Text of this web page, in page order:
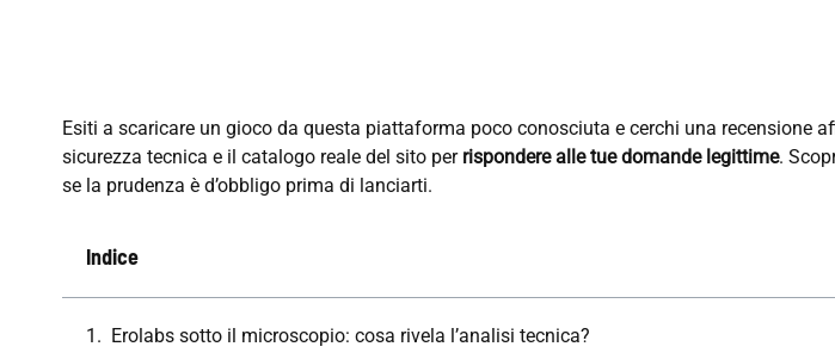
Esiti a scaricare un gioco da questa piattaforma poco conosciuta e cerchi una
sicurezza tecnica e il catalogo reale del sito per rispondere alle tue domande legittime.
se la prudenza è d’obbligo prima di lanciarti.
Indice
Erolabs sotto il microscopio: cosa rivela l’analisi tecnica?